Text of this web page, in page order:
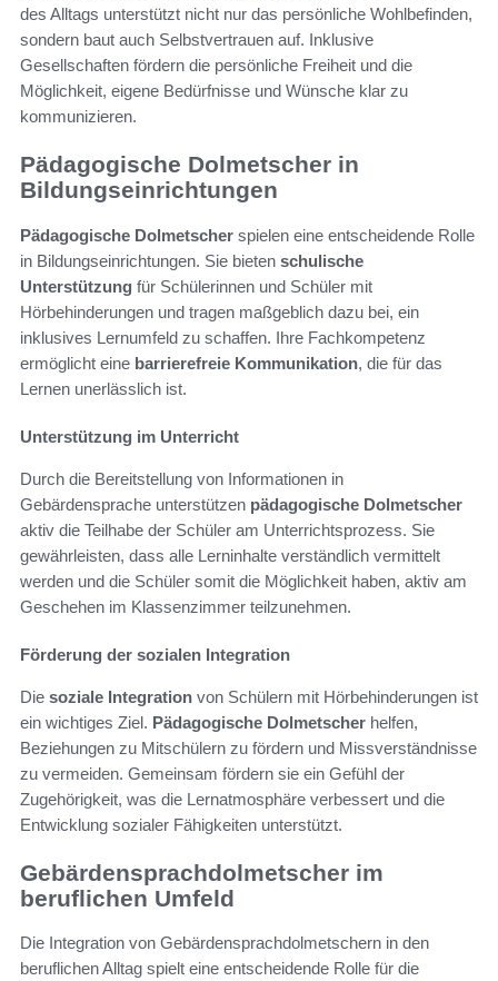
des Alltags unterstützt nicht nur das persönliche Wohlbefinden,
sondern baut auch Selbstvertrauen auf. Inklusive
Gesellschaften fördern die persönliche Freiheit und die
Möglichkeit, eigene Bedürfnisse und Wünsche klar zu
kommunizieren.
Pädagogische Dolmetscher in
Bildungseinrichtungen
Pädagogische Dolmetscher spielen eine entscheidende Rolle
in Bildungseinrichtungen. Sie bieten schulische
Unterstützung für Schülerinnen und Schüler mit
Hörbehinderungen und tragen maßgeblich dazu bei, ein
inklusives Lernumfeld zu schaffen. Ihre Fachkompetenz
ermöglicht eine barrierefreie Kommunikation, die für das
Lernen unerlässlich ist.
Unterstützung im Unterricht
Durch die Bereitstellung von Informationen in
Gebärdensprache unterstützen pädagogische Dolmetscher
aktiv die Teilhabe der Schüler am Unterrichtsprozess. Sie
gewährleisten, dass alle Lerninhalte verständlich vermittelt
werden und die Schüler somit die Möglichkeit haben, aktiv am
Geschehen im Klassenzimmer teilzunehmen.
Förderung der sozialen Integration
Die soziale Integration von Schülern mit Hörbehinderungen ist
ein wichtiges Ziel. Pädagogische Dolmetscher helfen,
Beziehungen zu Mitschülern zu fördern und Missverständnisse
zu vermeiden. Gemeinsam fördern sie ein Gefühl der
Zugehörigkeit, was die Lernatmosphäre verbessert und die
Entwicklung sozialer Fähigkeiten unterstützt.
Gebärdensprachdolmetscher im
beruflichen Umfeld
Die Integration von Gebärdensprachdolmetschern in den
beruflichen Alltag spielt eine entscheidende Rolle für die